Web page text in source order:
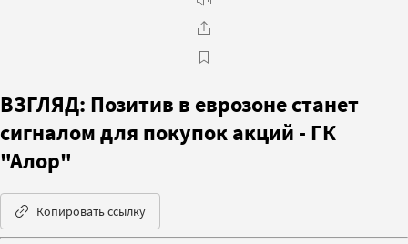
ВЗГЛЯД: Позитив в еврозоне станет
сигналом для покупок акций - ГК
"Алор"
Копировать ссылку